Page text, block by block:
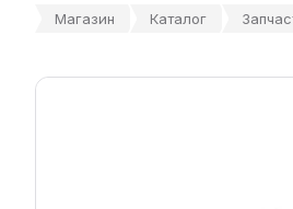
Магазин Каталог